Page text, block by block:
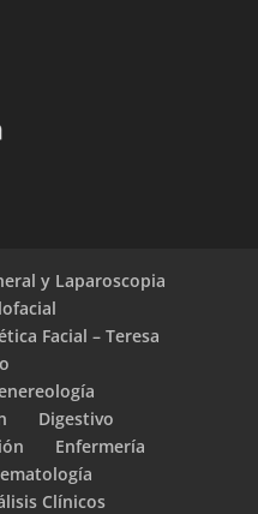
y Laparoscopia
Facial – Teresa
Digestivo
Enfermería
Clínicos